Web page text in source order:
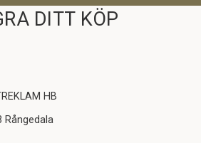
DITT KÖP
HB
Rångedala